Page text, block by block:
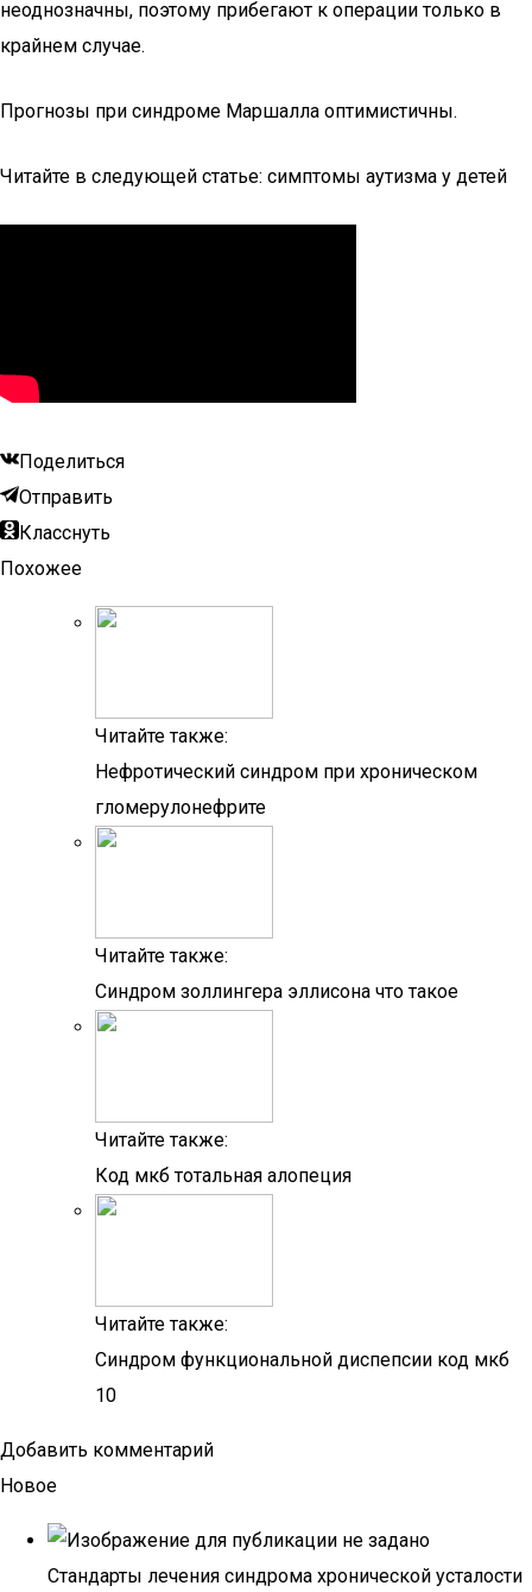
неоднозначны, поэтому прибегают к операции только в
крайнем случае.
Прогнозы при синдроме Маршалла оптимистичны.
Читайте в следующей статье: симптомы аутизма у детей
Поделиться
Отправить
Класснуть
Похожее
Читайте также:
Нефротический синдром при хроническом
гломерулонефрите
Читайте также:
Синдром золлингера эллисона что такое
Читайте также:
Код мкб тотальная алопеция
Читайте также:
Синдром функциональной диспепсии код мкб
10
Добавить комментарий
Новое
Стандарты лечения синдрома хронической усталости